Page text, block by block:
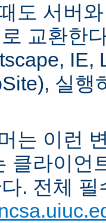
도 서버
교환한
IE,
실행
는 이런
클라이언
. 전체